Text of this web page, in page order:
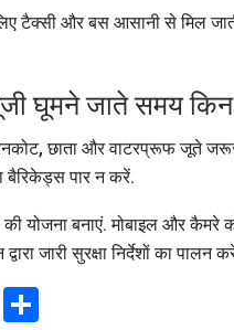
टैक्सी और बस आसानी से मिल
घूमने जाते समय किन
छाता और वाटरप्रूफ जूते
बैरिकेड्स पार न करें.
की योजना बनाएं. मोबाइल और
जारी सुरक्षा निर्देशों का पालन
Telegram